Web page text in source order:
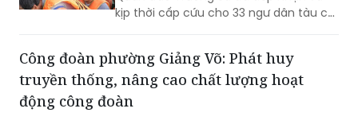
của các thế hệ hôm nay.
huy Vùng 4 Hải quân; Lữ đoàn 146, sáng
Quần đảo Trường Sa đã tiếp nhận và
kịp thời cấp cứu cho 33 ngư dân tàu cá
Quảng Ngãi bị nạn trên biển do gặp
giông lớn bất ngờ.
Công đoàn phường Giảng Võ: Phát huy